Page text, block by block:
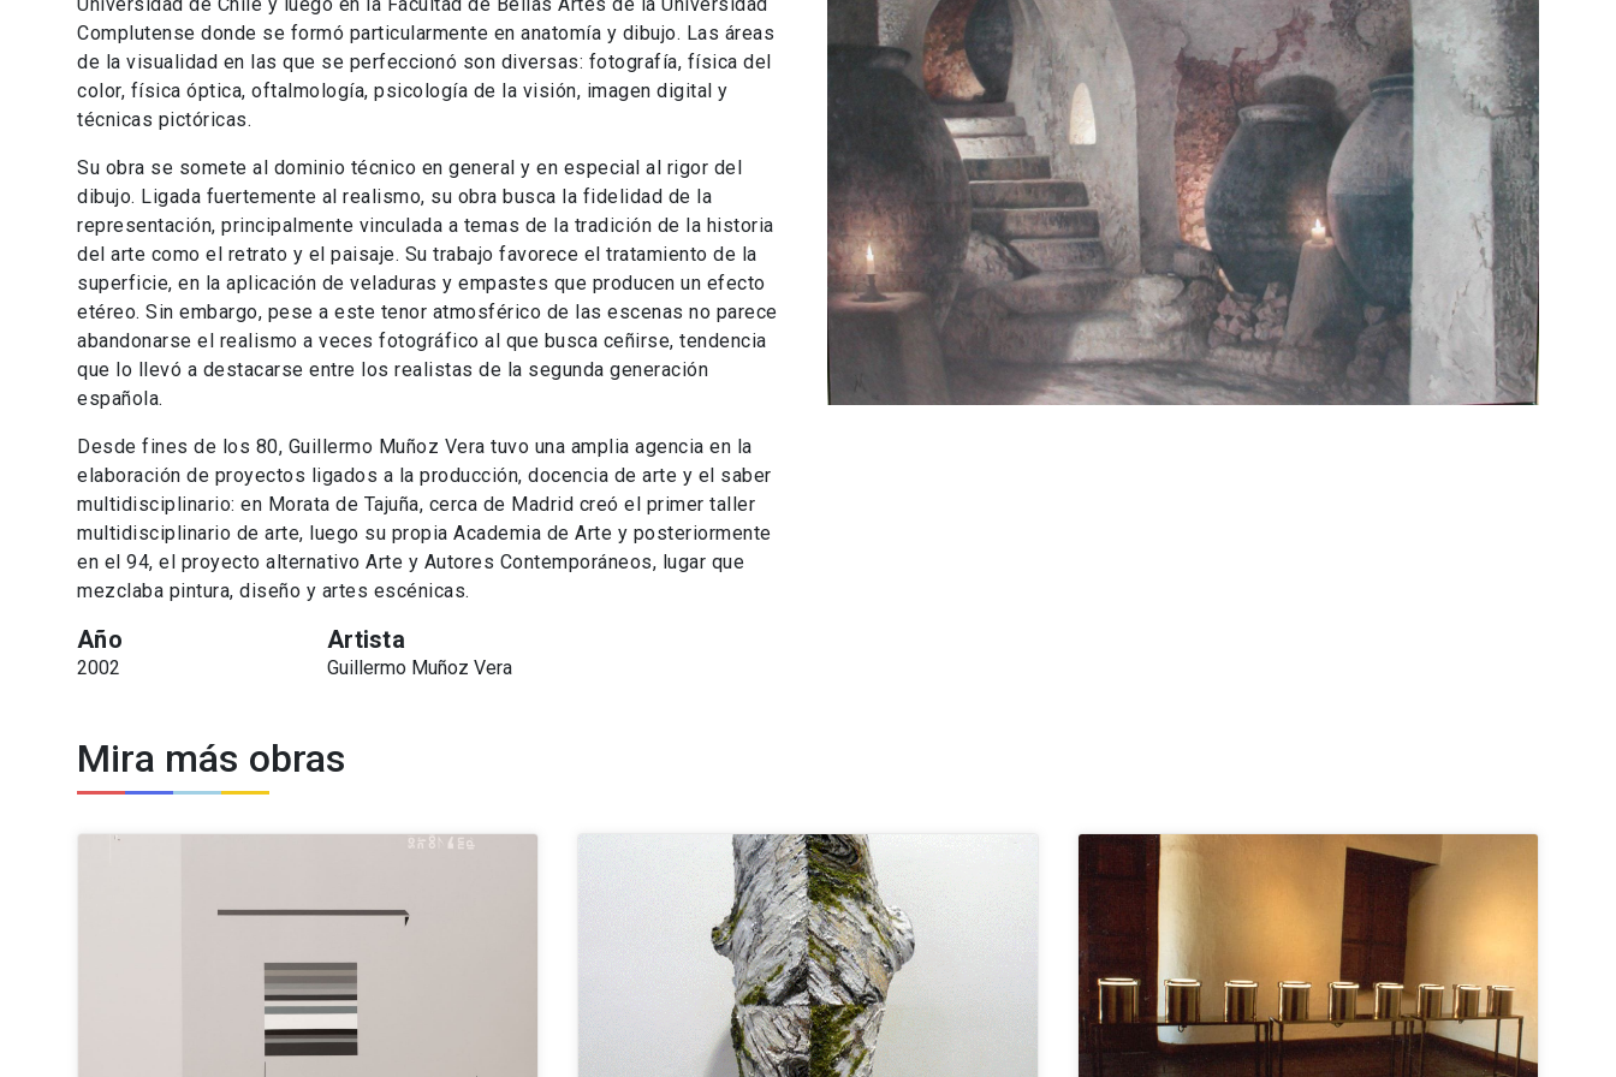
Complutense donde se formó particularmente en anatomía y dibujo. Las áreas
de la visualidad en las que se perfeccionó son diversas: fotografía, física del
color, física óptica, oftalmología, psicología de la visión, imagen digital y
técnicas pictóricas.
Su obra se somete al dominio técnico en general y en especial al rigor del
dibujo. Ligada fuertemente al realismo, su obra busca la fidelidad de la
representación, principalmente vinculada a temas de la tradición de la historia
del arte como el retrato y el paisaje. Su trabajo favorece el tratamiento de la
superficie, en la aplicación de veladuras y empastes que producen un efecto
etéreo. Sin embargo, pese a este tenor atmosférico de las escenas no parece
abandonarse el realismo a veces fotográfico al que busca ceñirse, tendencia
que lo llevó a destacarse entre los realistas de la segunda generación
española.
Desde fines de los 80, Guillermo Muñoz Vera tuvo una amplia agencia en la
elaboración de proyectos ligados a la producción, docencia de arte y el saber
multidisciplinario: en Morata de Tajuña, cerca de Madrid creó el primer taller
multidisciplinario de arte, luego su propia Academia de Arte y posteriormente
en el 94, el proyecto alternativo Arte y Autores Contemporáneos, lugar que
mezclaba pintura, diseño y artes escénicas.
Año
2002
Artista
Guillermo Muñoz Vera
Mira más obras